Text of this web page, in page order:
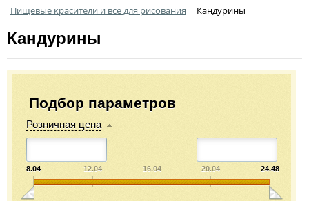
Пищевые красители и все для рисования Кандурины
Кандурины
Подбор параметров
Розничная цена
8.04 12.04 16.04 20.04 24.48